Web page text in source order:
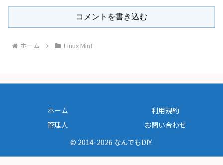
コメントを書き込む
ホーム Linux Mint
ホーム
利用規約
管理人
お問い合わせ
© 2014-2026 なんでもDIY.